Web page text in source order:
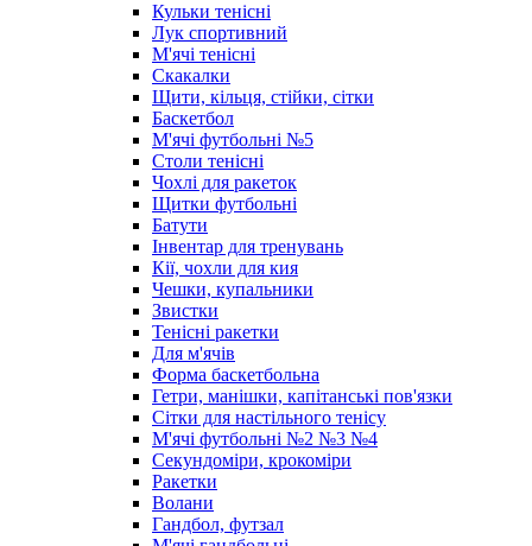
Кульки тенісні
Лук спортивний
М'ячі тенісні
Скакалки
Щити, кільця, стійки, сітки
Баскетбол
М'ячі футбольнi №5
Столи тенісні
Чохлі для ракеток
Щитки футбольні
Батути
Інвентар для тренувань
Кії, чохли для кия
Чешки, купальники
Звистки
Тенісні ракетки
Для м'ячів
Форма баскетбольна
Гетри, манішки, капітанські пов'язки
Сітки для настільного тенісу
М'ячі футбольні №2 №3 №4
Секундоміри, крокоміри
Ракетки
Волани
Гандбол, футзал